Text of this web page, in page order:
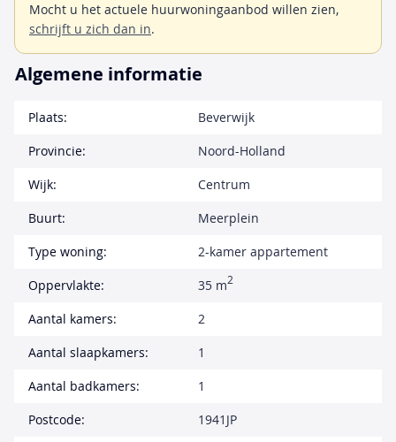
Mocht u het actuele huurwoningaanbod willen zien,
schrijft u zich dan in.
Algemene informatie
Plaats:
Beverwijk
Provincie:
Noord-Holland
Wijk:
Centrum
Buurt:
Meerplein
Type woning:
2-kamer appartement
Oppervlakte:
35 m2
Aantal kamers:
2
Aantal slaapkamers:
1
Aantal badkamers:
1
Postcode:
1941JP